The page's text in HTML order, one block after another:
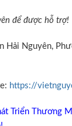
để được hỗ trợ!
Nguyên,
https://
Triển Thương